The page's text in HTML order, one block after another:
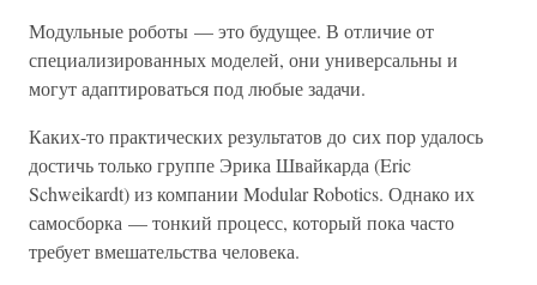
Модульные роботы — это будущее. В отличие от
специализированных моделей, они универсальны и
могут адаптироваться под любые задачи.
Каких-то практических результатов до сих пор удалось
достичь только группе Эрика Швайкарда (Eric
Schweikardt) из компании Modular Robotics. Однако их
самосборка — тонкий процесс, который пока часто
требует вмешательства человека.